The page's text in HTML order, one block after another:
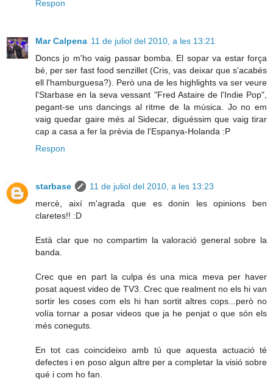
Respon
Mar Calpena 11 de juliol del 2010, a les 13:21
Doncs jo m'ho vaig passar bomba. El sopar va estar força
bé, per ser fast food senzillet (Cris, vas deixar que s'acabés
ell l'hamburguesa?). Però una de les highlights va ser veure
l'Starbase en la seva vessant "Fred Astaire de l'Indie Pop",
pegant-se uns dancings al ritme de la música. Jo no em
vaig quedar gaire més al Sidecar, diguéssim que vaig tirar
cap a casa a fer la prèvia de l'Espanya-Holanda :P
Respon
starbase
11 de juliol del 2010, a les 13:23
mercè, així m'agrada que es donin les opinions ben
claretes!! :D
Està clar que no compartim la valoració general sobre la
banda.
Crec que en part la culpa és una mica meva per haver
posat aquest video de TV3. Crec que realment no els hi van
sortir les coses com els hi han sortit altres cops...però no
volía tornar a posar videos que ja he penjat o que són els
més coneguts.
En tot cas coincideixo amb tú que aquesta actuació té
defectes i en poso algun altre per a completar la visió sobre
qué i com ho fan.